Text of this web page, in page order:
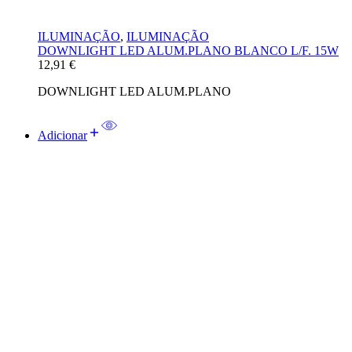
ILUMINAÇÃO, ILUMINAÇÃO
DOWNLIGHT LED ALUM.PLANO BLANCO L/F. 15W
12,91 €
DOWNLIGHT LED ALUM.PLANO
Adicionar